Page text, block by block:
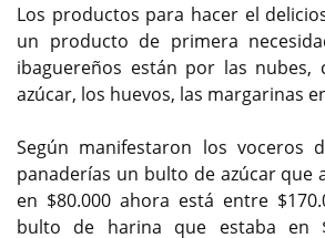
Los productos para hacer el
un producto de primera
ibaguereños están por las nubes,
azúcar, los huevos, las margarinas
Según manifestaron los voceros
panaderías un bulto de azúcar que
en $80.000 ahora está entre
bulto de harina que estaba en